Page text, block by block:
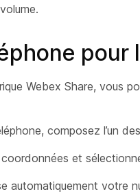
pour
Webex Share, vous
composez l’un
et
automatiquement votre